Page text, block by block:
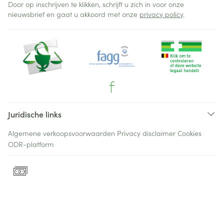
Door op inschrijven te klikken, schrijft u zich in voor onze
nieuwsbrief en gaat u akkoord met onze privacy policy.
Juridische links
Algemene verkoopsvoorwaarden Privacy disclaimer Cookies
ODR-platform